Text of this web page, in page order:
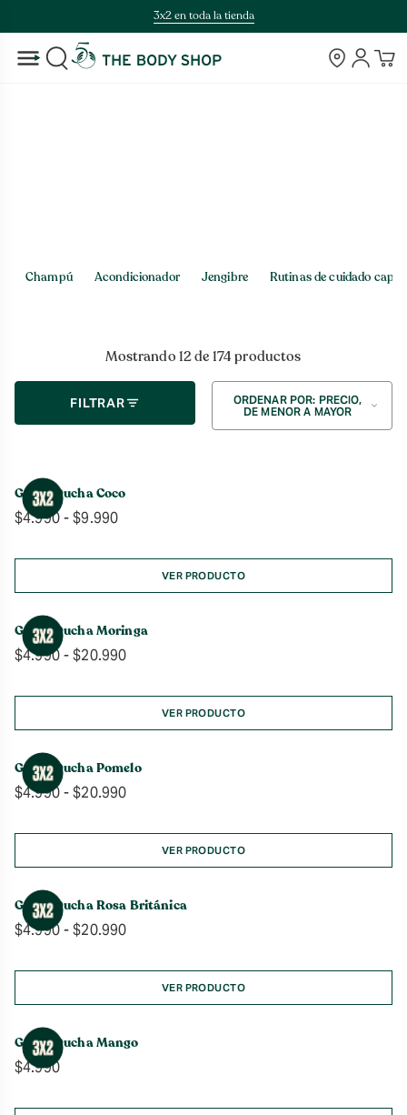
3x2 en toda la tienda
BUSCAR Tiendas
Cuenta
Champú Acondicionador Jengibre Rutinas de cuidado
Mostrando 12 de 174 productos
FILTRAR
Ordenar
por
ORDENAR POR: PRECIO,
DE MENOR A MAYOR
Gel de Ducha Coco
$4.990- $9.990Rango
precios:
$4.990
$9.990
VER PRODUCTO
Gel de Ducha Moringa
$4.990- $20.990Rango
precios:
desde
$4.990
$20.990
VER PRODUCTO
Gel de Ducha Pomelo
$4.990- $20.990Rango
precios:
desde
$4.990
$20.990
VER PRODUCTO
Gel de Ducha Rosa Británica
$4.990- $20.990Rango
precios:
desde
$4.990
$20.990
VER PRODUCTO
Gel de Ducha Mango
$4.990